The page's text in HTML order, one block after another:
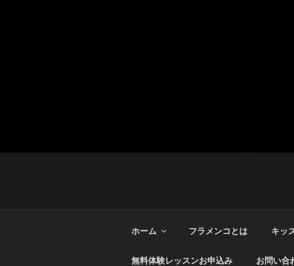
ホーム フラメンコとは キッ
無料体験レッスンお申込み お問い合